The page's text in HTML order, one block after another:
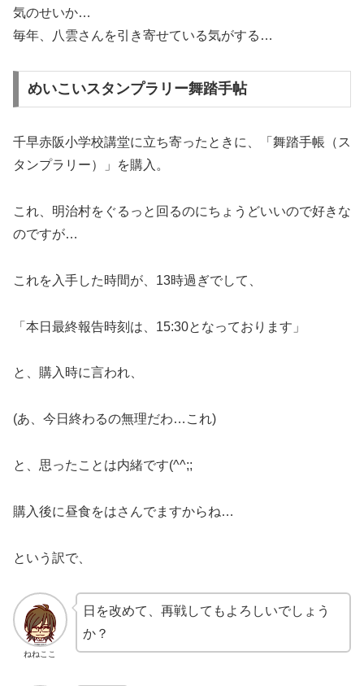
気のせいか…
毎年、八雲さんを引き寄せている気がする…
めいこいスタンプラリー舞踏手帖
千早赤阪小学校講堂に立ち寄ったときに、「舞踏手帳（ス
タンプラリー）」を購入。
これ、明治村をぐるっと回るのにちょうどいいので好きな
のですが…
これを入手した時間が、13時過ぎでして、
「本日最終報告時刻は、15:30となっております」
と、購入時に言われ、
(あ、今日終わるの無理だわ…これ)
と、思ったことは内緒です(^^;;
購入後に昼食をはさんでますからね…
という訳で、
ねねここ
日を改めて、再戦してもよろしいでしょう
か？